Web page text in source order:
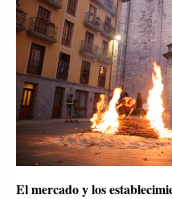
El mercado y los